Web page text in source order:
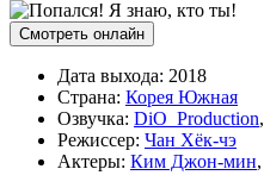
Смотреть онлайн
Дата выхода: 2018
Страна: Корея Южная
Озвучка: DiO_Production,
Режиссер: Чан Хёк-чэ
Актеры: Ким Джон-мин,